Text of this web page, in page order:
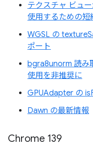
テクスチャ ビュ
使用するための短
WGSL の
ポート
bgra8unorm 読み
使用を非推奨に
GPUAdapter の
Dawn の最新情報
Chrome 139